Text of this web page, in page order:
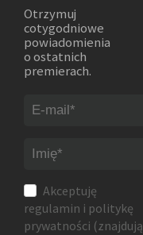
Otrzymuj
cotygodniowe
powiadomienia
o ostatnich
premierach.
Akceptuję
regulamin i politykę
prywatności (znajdują